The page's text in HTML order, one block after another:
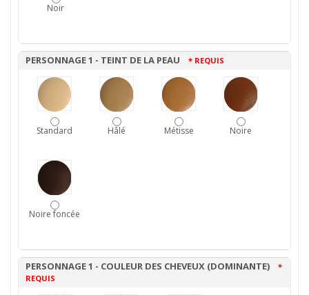
Noir
PERSONNAGE 1 - TEINT DE LA PEAU * REQUIS
Standard Hâlé Métisse Noire
Noire foncée
PERSONNAGE 1 - COULEUR DES CHEVEUX (DOMINANTE) *
REQUIS